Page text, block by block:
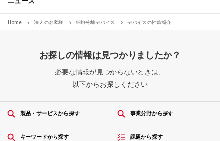
Home 法人のお客様 細胞分離デバイス デバイスの性能紹介
お探しの情報は見つかりましたか？
必要な情報が見つからないときは、
以下からお探しください
製品・サービスから探す 事業分野から探す
キーワードから探す 課題から探す